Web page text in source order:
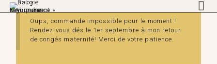
Oups, commande impossible pour le moment !
Rendez-vous dés le 1er septembre à mon retour
de congés maternité! Merci de votre patience.